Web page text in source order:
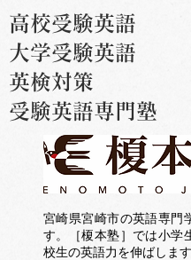
宮崎県宮崎市の英語専門
す。［榎本塾］では小学
校生の英語力を伸ばします
高校受験英語
大学受験英語
英検対策
受験英語専門塾